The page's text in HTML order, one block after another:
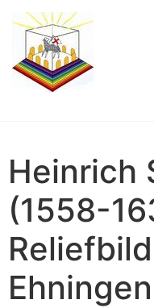
Heinrich
(1558-